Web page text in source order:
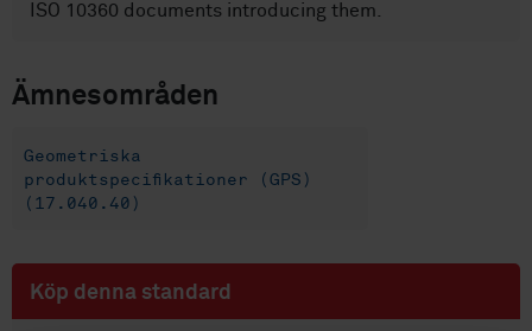
ISO 10360 documents introducing them.
Ämnesområden
Geometriska
produktspecifikationer (GPS)
(17.040.40)
Köp denna standard